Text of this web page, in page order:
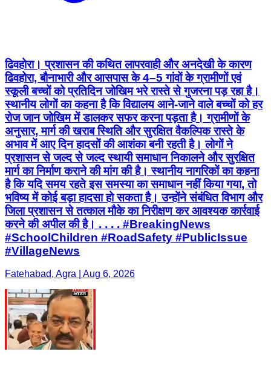
ढिवहोरा। प्रशासन की कथित लापरवाही और अनदेखी के कारण
ढिवहोरा, बौनाभारी और आसपास के 4–5 गांवों के ग्रामीणों एवं
स्कूली बच्चों को प्रतिदिन जोखिम भरे रास्ते से गुजरना पड़ रहा है।
स्थानीय लोगों का कहना है कि विद्यालय आने-जाने वाले बच्चों को हर
रोज जान जोखिम में डालकर सफर करना पड़ता है। ग्रामीणों के
अनुसार, मार्ग की खराब स्थिति और सुरक्षित वैकल्पिक रास्ते के
अभाव में आए दिन हादसों की आशंका बनी रहती है। लोगों ने
प्रशासन से जल्द से जल्द स्थायी समाधान निकालने और सुरक्षित
मार्ग का निर्माण कराने की मांग की है। स्थानीय नागरिकों का कहना
है कि यदि समय रहते इस समस्या का समाधान नहीं किया गया, तो
भविष्य में कोई बड़ा हादसा हो सकता है। उन्होंने संबंधित विभाग और
जिला प्रशासन से तत्काल मौके का निरीक्षण कर आवश्यक कार्रवाई
करने की अपील की है। . . . . #BreakingNews
#SchoolChildren #RoadSafety #PublicIssue
#VillageNews
Fatehabad, Agra | Aug 6, 2026